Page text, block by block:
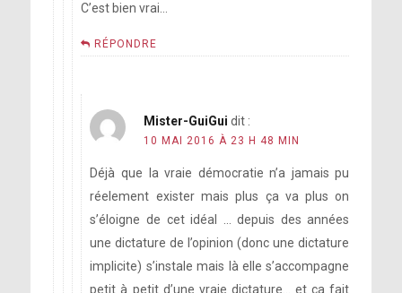
C’est bien vrai…
RÉPONDRE
Mister-GuiGui dit :
10 MAI 2016 À 23 H 48 MIN
Déjà que la vraie démocratie n’a jamais pu
réelement exister mais plus ça va plus on
s’éloigne de cet idéal … depuis des années
une dictature de l’opinion (donc une dictature
implicite) s’instale mais là elle s’accompagne
petit à petit d’une vraie dictature… et ça fait